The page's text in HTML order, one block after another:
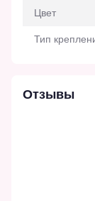
Цвет
Тип
Отзывы